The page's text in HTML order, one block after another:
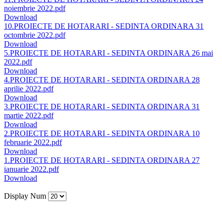
noiembrie 2022.pdf
Download
10.PROIECTE DE HOTARARI - SEDINTA ORDINARA 31
octombrie 2022.pdf
Download
5.PROIECTE DE HOTARARI - SEDINTA ORDINARA 26 mai
2022.pdf
Download
4.PROIECTE DE HOTARARI - SEDINTA ORDINARA 28
aprilie 2022.pdf
Download
3.PROIECTE DE HOTARARI - SEDINTA ORDINARA 31
martie 2022.pdf
Download
2.PROIECTE DE HOTARARI - SEDINTA ORDINARA 10
februarie 2022.pdf
Download
1.PROIECTE DE HOTARARI - SEDINTA ORDINARA 27
ianuarie 2022.pdf
Download
Display Num